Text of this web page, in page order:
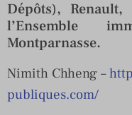
Dépôts),
l’Ensemble
Montparnasse.
Nimith Chheng –
publiques.com/